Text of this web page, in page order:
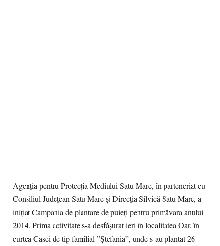
Agenţia pentru Protecţia Mediului Satu Mare, în parteneriat cu
Consiliul Judeţean Satu Mare şi Direcţia Silvică Satu Mare, a
iniţiat Campania de plantare de puieţi pentru primăvara anului
2014. Prima activitate s-a desfăşurat ieri în localitatea Oar, în
curtea Casei de tip familial ”Ştefania”, unde s-au plantat 26